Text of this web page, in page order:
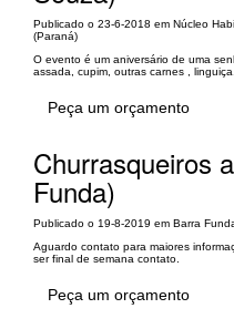
Publicado o 23-6-2018 em Núcleo
(Paraná)
O evento é um aniversário de uma
assada, cupim, outras carnes , linguiça.
Peça um orçamento
Churrasqueiros
Funda)
Publicado o 19-8-2019 em Barra
Aguardo contato para maiores
ser final de semana contato.
Peça um orçamento